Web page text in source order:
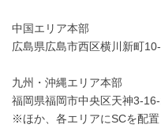
中国エリア本部
広島県広島市西区横川新町
九州・沖縄エリア本部
福岡県福岡市中央区天神3-
※ほか、各エリアにSCを配置